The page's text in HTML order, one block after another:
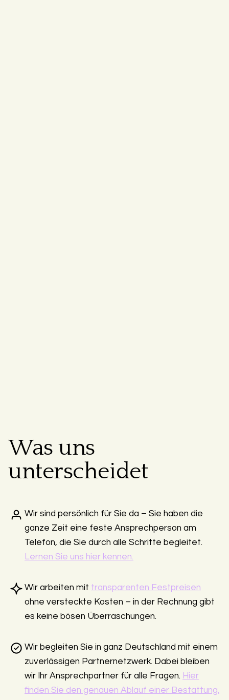
Was uns
unterscheidet
Wir sind persönlich für Sie da – Sie haben die
ganze Zeit eine feste Ansprechperson am
Telefon, die Sie durch alle Schritte begleitet.
Lernen Sie uns hier kennen.
Wir arbeiten mit transparenten Festpreisen
ohne versteckte Kosten – in der Rechnung gibt
es keine bösen Überraschungen.
Wir begleiten Sie in ganz Deutschland mit einem
zuverlässigen Partnernetzwerk. Dabei bleiben
wir Ihr Ansprechpartner für alle Fragen. Hier
finden Sie den genauen Ablauf einer Bestattung.